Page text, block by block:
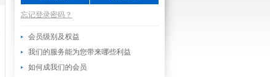
忘记登录密码？
会员级别及权益
我们的服务能为您带来哪些利益
如何成我们的会员